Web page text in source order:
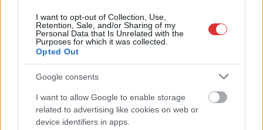
I want to opt-out of Collection, Use,
Retention, Sale, and/or Sharing of my
Personal Data that Is Unrelated with the
Purposes for which it was collected.
Opted Out
Google consents
I want to allow Google to enable storage
related to advertising like cookies on web or
device identifiers in apps.